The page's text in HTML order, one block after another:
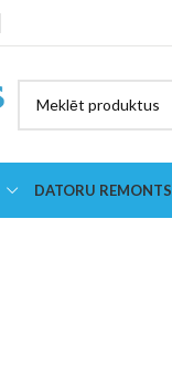
DATORU REMONTS